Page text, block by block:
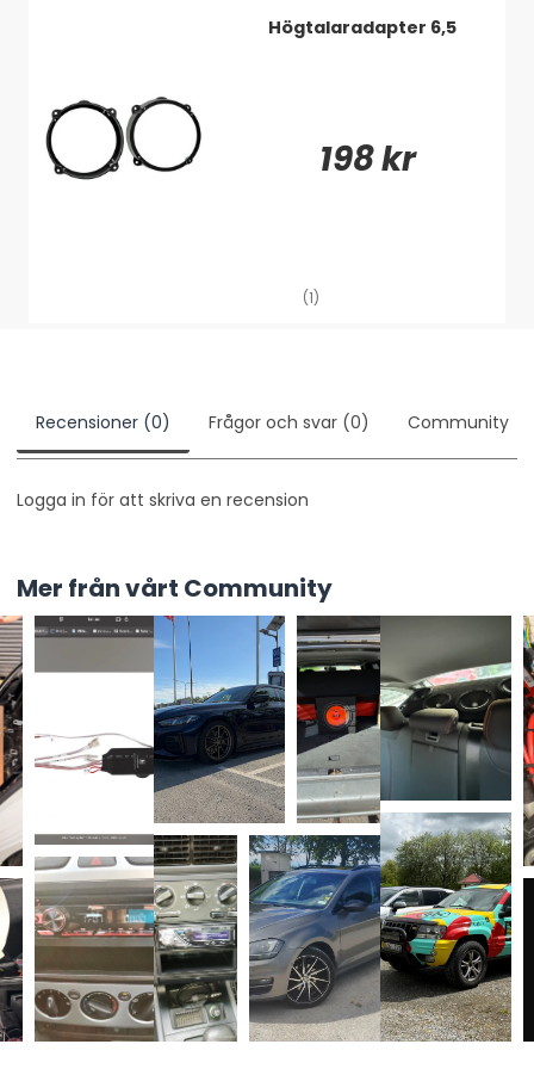
Högtalaradapter 6,5
198 kr
(1)
Recensioner (0) Frågor och svar (0) Community
Logga in för att skriva en recension
Mer från vårt Community